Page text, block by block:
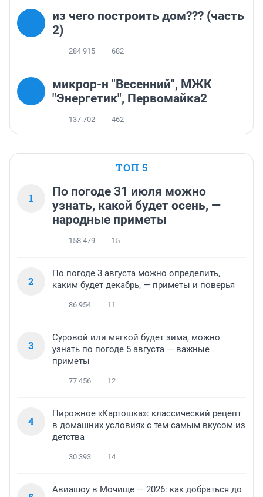
из чего построить дом??? (часть
2)
284 915 682
микрор-н "Весенний", МЖК
"Энергетик", Первомайка2
137 702 462
ТОП 5
1
По погоде 31 июля можно
узнать, какой будет осень, —
народные приметы
158 479 15
2
По погоде 3 августа можно определить,
каким будет декабрь, — приметы и поверья
86 954 11
3
Суровой или мягкой будет зима, можно
узнать по погоде 5 августа — важные
приметы
77 456 12
4
Пирожное «Картошка»: классический рецепт
в домашних условиях с тем самым вкусом из
детства
30 393 14
Авиашоу в Мочище — 2026: как добраться до